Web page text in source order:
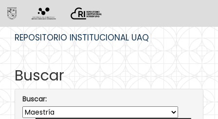
REPOSITORIO INSTITUCIONAL UAQ
Buscar
Buscar: